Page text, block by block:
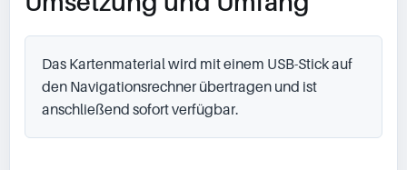
Das Kartenmaterial wird mit einem USB-Stick auf
den Navigationsrechner übertragen und ist
anschließend sofort verfügbar.